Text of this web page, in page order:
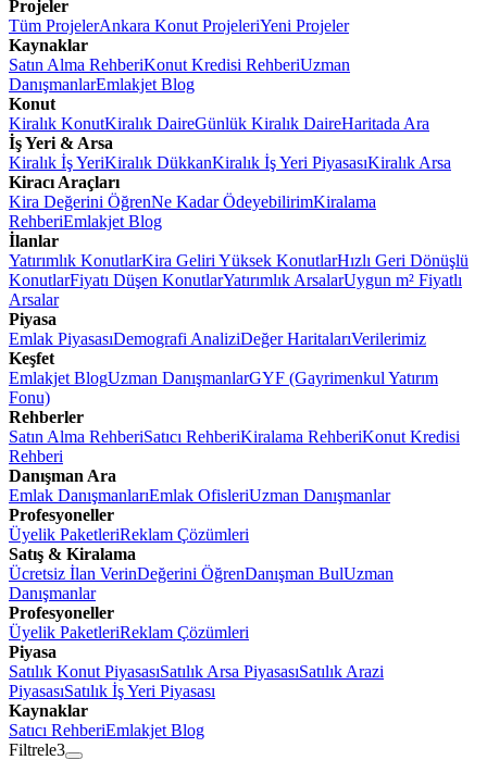
Projeler
Tüm ProjelerAnkara Konut ProjeleriYeni Projeler
Kaynaklar
Satın Alma RehberiKonut Kredisi RehberiUzman
DanışmanlarEmlakjet Blog
Konut
Kiralık KonutKiralık DaireGünlük Kiralık DaireHaritada Ara
İş Yeri & Arsa
Kiralık İş YeriKiralık DükkanKiralık İş Yeri PiyasasıKiralık Arsa
Kiracı Araçları
Kira Değerini ÖğrenNe Kadar ÖdeyebilirimKiralama
RehberiEmlakjet Blog
İlanlar
Yatırımlık KonutlarKira Geliri Yüksek KonutlarHızlı Geri Dönüşlü
KonutlarFiyatı Düşen KonutlarYatırımlık ArsalarUygun m² Fiyatlı
Arsalar
Piyasa
Emlak PiyasasıDemografi AnaliziDeğer HaritalarıVerilerimiz
Keşfet
Emlakjet BlogUzman DanışmanlarGYF (Gayrimenkul Yatırım
Fonu)
Rehberler
Satın Alma RehberiSatıcı RehberiKiralama RehberiKonut Kredisi
Rehberi
Danışman Ara
Emlak DanışmanlarıEmlak OfisleriUzman Danışmanlar
Profesyoneller
Üyelik PaketleriReklam Çözümleri
Satış & Kiralama
Ücretsiz İlan VerinDeğerini ÖğrenDanışman BulUzman
Danışmanlar
Profesyoneller
Üyelik PaketleriReklam Çözümleri
Piyasa
Satılık Konut PiyasasıSatılık Arsa PiyasasıSatılık Arazi
PiyasasıSatılık İş Yeri Piyasası
Kaynaklar
Satıcı RehberiEmlakjet Blog
Filtrele3